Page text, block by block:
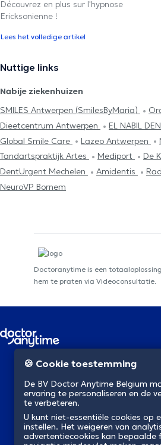
Découvrez en plus sur l'hypnose
Ericksonienne !
Lees het volledige artikel
Nuttige links
Nabije ziekenhuizen
SMILES Antwerpen (SmilesByMaria)
Dieetcentrum Antwerpen
EL NABIL
Global Smile Care
Lazeo Antwerpen
Tandartspraktijk Artes
Mediport De
DentUrgent Mechelen
Amidentis
NeuroVP Bornem
Doctoranytime is een
hem te praten via Videoconsultatie.
NL
🍪 Cookie toestemming
De BV Doctor Anytime Belgium
ervaring te personaliseren en de
te verbeteren.
U kunt niet-essentiële cookies op
instellen. Het weigeren van
advertentiecookies kan bepaalde